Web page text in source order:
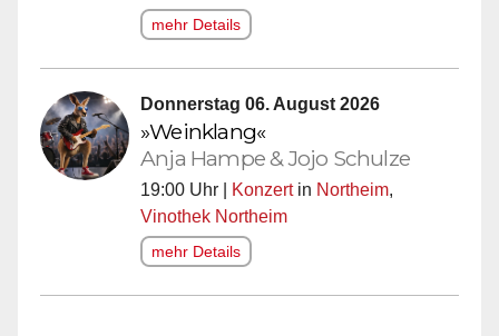
mehr Details
Donnerstag 06. August 2026
»Weinklang«
Anja Hampe & Jojo Schulze
19:00 Uhr | Konzertin Northeim,
Vinothek Northeim
mehr Details